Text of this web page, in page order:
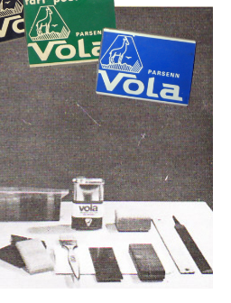
TOUT TERRAIN